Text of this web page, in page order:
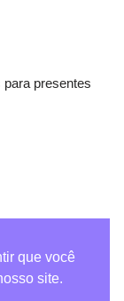
presentes
que você
site.